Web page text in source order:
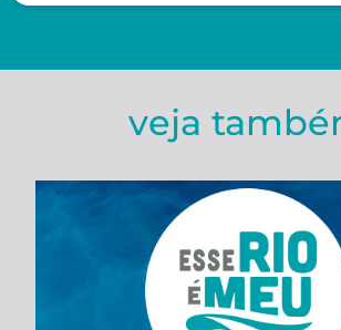
veja
Esse Rio é Meu